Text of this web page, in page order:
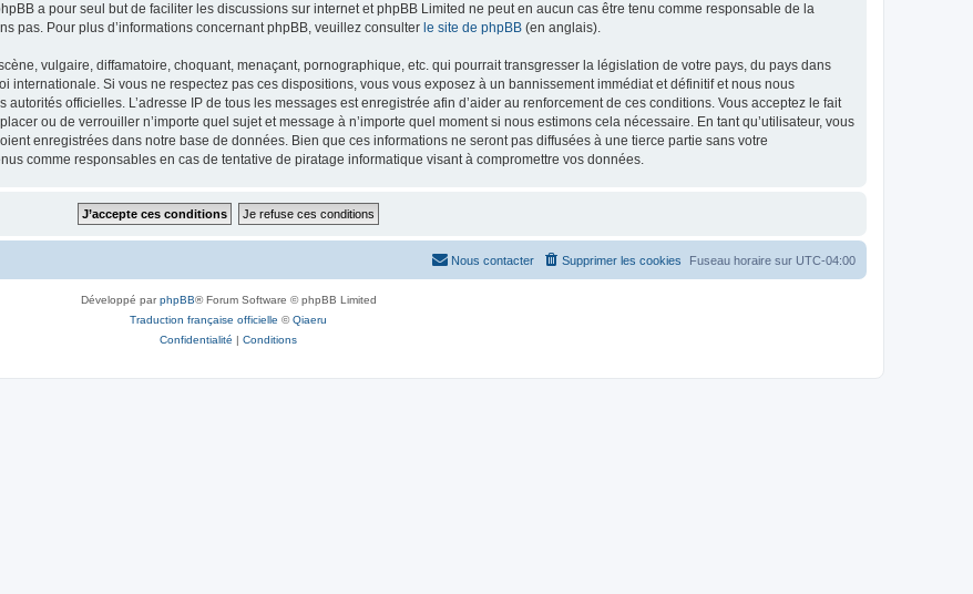
a pour seul but de faciliter les discussions sur internet et phpBB Limited ne peut en aucun cas être tenu comme responsable de la
pas. Pour plus d’informations concernant phpBB, veuillez consulter le site de phpBB (en anglais).
vulgaire, diffamatoire, choquant, menaçant, pornographique, etc. qui pourrait transgresser la législation de votre pays, du pays dans
internationale. Si vous ne respectez pas ces dispositions, vous vous exposez à un bannissement immédiat et définitif et nous nous
autorités officielles. L’adresse IP de tous les messages est enregistrée afin d’aider au renforcement de ces conditions. Vous acceptez le fait
ou de verrouiller n’importe quel sujet et message à n’importe quel moment si nous estimons cela nécessaire. En tant qu’utilisateur, vous
enregistrées dans notre base de données. Bien que ces informations ne seront pas diffusées à une tierce partie sans votre
comme responsables en cas de tentative de piratage informatique visant à compromettre vos données.
Fuseau horaire sur UTC-04:00
Supprimer les cookies
Nous contacter
Développé parphpBB® Forum Software © phpBB Limited
Traduction française officielle ©Qiaeru
Confidentialité | Conditions